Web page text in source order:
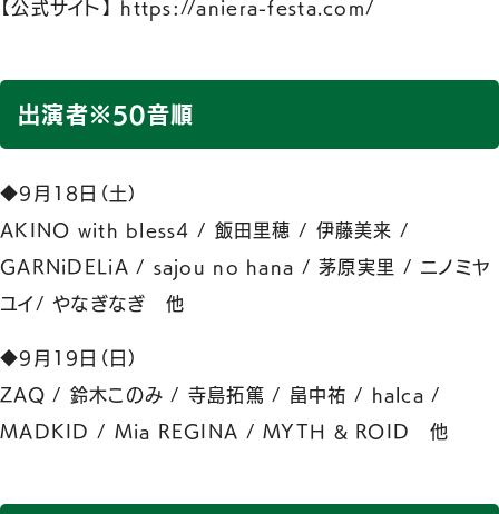
【公式サイト】 https://aniera-festa.com/
出演者※50音順
◆9月18日（土）
AKINO with bless4 / 飯田里穂 / 伊藤美来 /
GARNiDELiA / sajou no hana / 茅原実里 / ニノミヤ
ユイ/ やなぎなぎ 他
◆9月19日（日）
ZAQ / 鈴木このみ / 寺島拓篤 / 畠中祐 / halca /
MADKID / Mia REGINA / MYTH & ROID 他